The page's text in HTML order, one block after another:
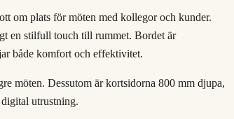
om plats för möten med kollegor och kunder.
en stilfull touch till rummet. Bordet är
både komfort och effektivitet.
möten. Dessutom är kortsidorna 800 mm djupa,
utrustning.